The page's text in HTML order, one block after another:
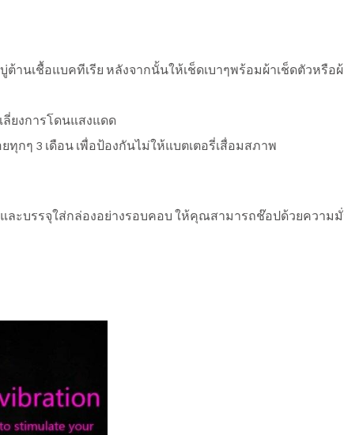
านเชื้อแบคทีเรีย หลังจากนั้นให้เช็ดเบาๆพร้อมผ้าเช็ดตัวหรือ
ยงการโดนแสงแดด
ทุกๆ 3 เดือน เพื่อป้องกันไม่ให้แบตเตอรี่เสื่อมสภาพ
ะบรรจุใส่กล่องอย่างรอบคอบ ให้คุณสามารถช๊อปด้วยความ